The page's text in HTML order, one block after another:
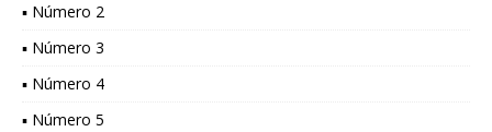
▪ Número 2
▪ Número 3
▪ Número 4
▪ Número 5